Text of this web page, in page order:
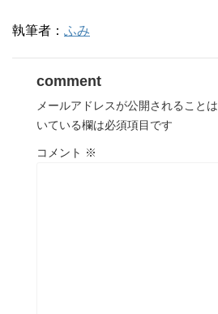
執筆者： ふみ
comment
メールアドレスが公開されることは
いている欄は必須項目です
コメント ※